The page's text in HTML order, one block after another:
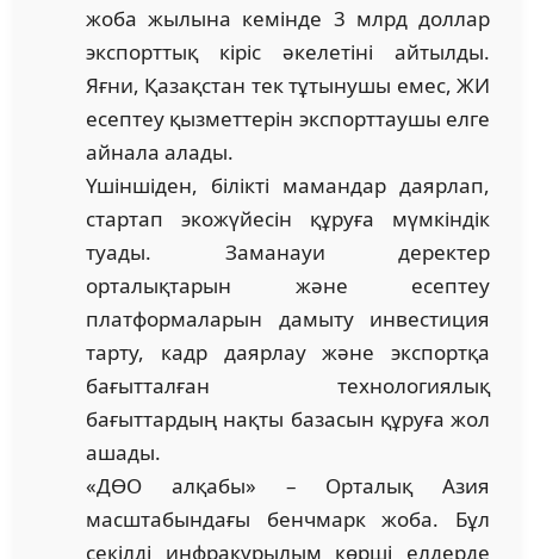
жоба жылына кемінде 3 млрд доллар
экспорттық кіріс әкелетіні айтылды.
Яғни, Қазақстан тек тұтынушы емес, ЖИ
есептеу қызметтерін экспорттаушы елге
айнала алады.
Үшіншіден, білікті мамандар даярлап,
стартап экожүйесін құруға мүмкіндік
туады. Заманауи деректер
орталықтарын және есептеу
платформаларын дамыту инвестиция
тарту, кадр даярлау және экспортқа
бағытталған технологиялық
бағыттардың нақты базасын құруға жол
ашады.
«ДӨО алқабы» – Орталық Азия
масштабындағы бенчмарк жоба. Бұл
секілді инфрақұрылым көрші елдерде